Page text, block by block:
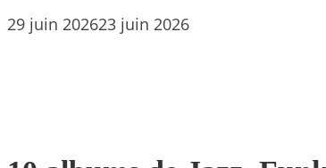
29 juin 202623 juin 2026